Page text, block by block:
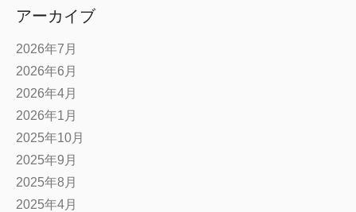
アーカイブ
2026年7月
2026年6月
2026年4月
2026年1月
2025年10月
2025年9月
2025年8月
2025年4月